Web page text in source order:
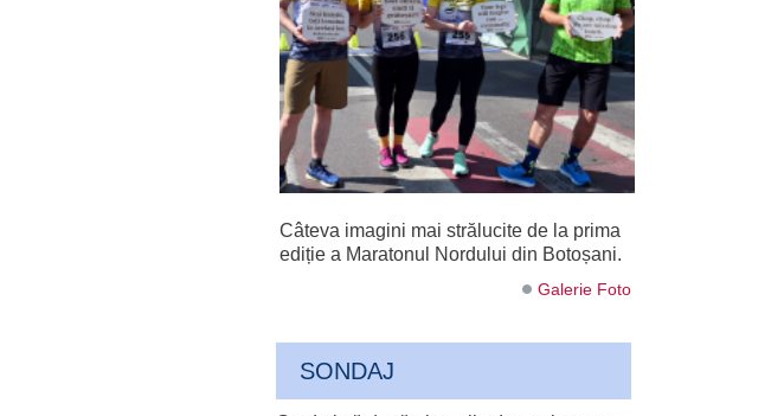
Câteva imagini mai strălucite de la prima
ediție a Maratonul Nordului din Botoșani.
Galerie Foto
SONDAJ